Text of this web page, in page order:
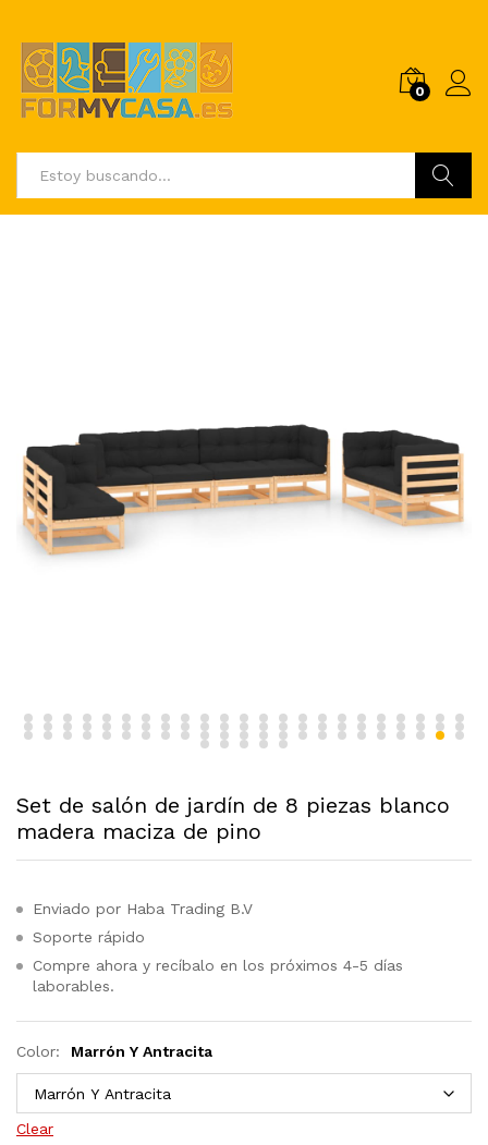
0
Set de salón de jardín de 8 piezas blanco
madera maciza de pino
Enviado por Haba Trading B.V
Soporte rápido
Compre ahora y recíbalo en los próximos 4-5 días
laborables.
Color: Marrón Y Antracita
Clear